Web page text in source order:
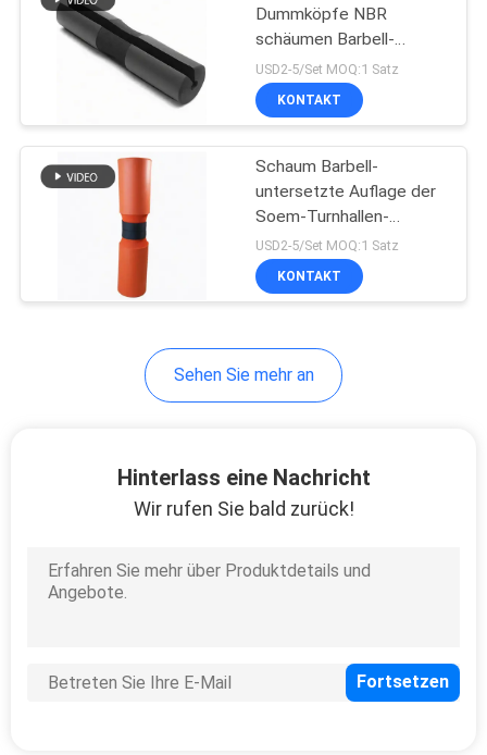
Clay Shooting
Targets
Clay Pigeon Targets
nicht
Belegyogamatte
Dummköpfe NBR
schäumen Barbell-
Auflage
USD2-5/Set MOQ:1 Satz
KONTAKT
Schaum Barbell-
untersetzte Auflage der
Soem-Turnhallen-
Gewichtheben-Übungs-
NBR für Turnhalle
USD2-5/Set MOQ:1 Satz
KONTAKT
Sehen Sie mehr an
Hinterlass eine Nachricht
Wir rufen Sie bald zurück!